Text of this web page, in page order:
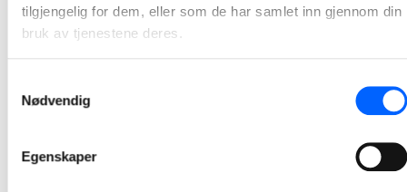
tilgjengelig for dem, eller som de har samlet inn gjennom din
bruk av tjenestene deres.
Nødvendig
Egenskaper